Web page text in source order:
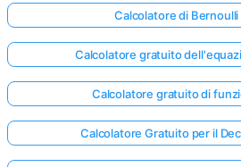
Calcolatore di
Calcolatore gratuito
Calcolatore gratuito di
Calcolatore Gratuito per il